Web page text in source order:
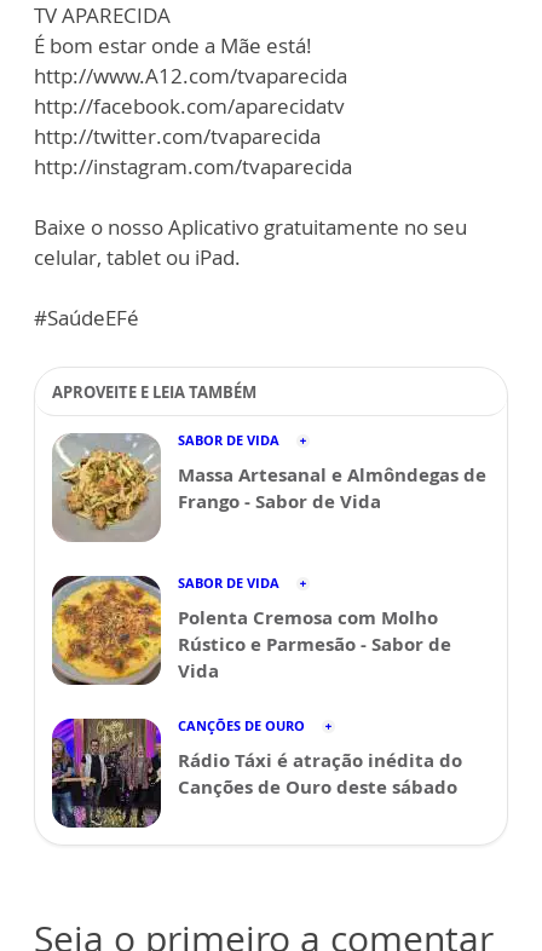
TV APARECIDA
É bom estar onde a Mãe está!
http://www.A12.com/tvaparecida
http://facebook.com/aparecidatv
http://twitter.com/tvaparecida
http://instagram.com/tvaparecida
Baixe o nosso Aplicativo gratuitamente no seu
celular, tablet ou iPad.
#SaúdeEFé
APROVEITE E LEIA TAMBÉM
SABOR DE VIDA
Massa Artesanal e Almôndegas de
Frango - Sabor de Vida
SABOR DE VIDA
Polenta Cremosa com Molho
Rústico e Parmesão - Sabor de
Vida
CANÇÕES DE OURO
Rádio Táxi é atração inédita do
Canções de Ouro deste sábado
Seja o primeiro a comentar